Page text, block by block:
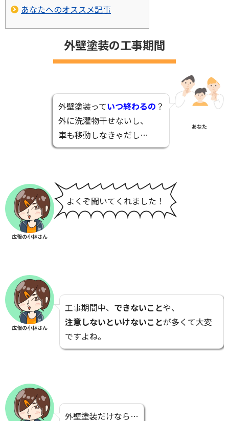
あなたへのオススメ記事
外壁塗装の工事期間
外壁塗装っていつ終わるの ？
外に洗濯物干せないし、
車も移動しなきゃだし…
あなた
広報の小林さん
よくぞ聞いてくれました！
広報の小林さん
工事期間中、 できないことや、
注意しないといけないことが多くて大変
ですよね。
外壁塗装だけなら…